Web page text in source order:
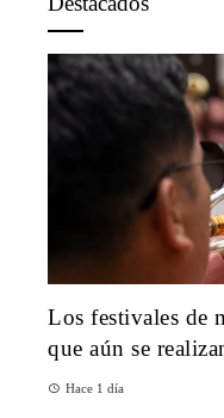
Los festivales de
que aún se
Hace 1 día